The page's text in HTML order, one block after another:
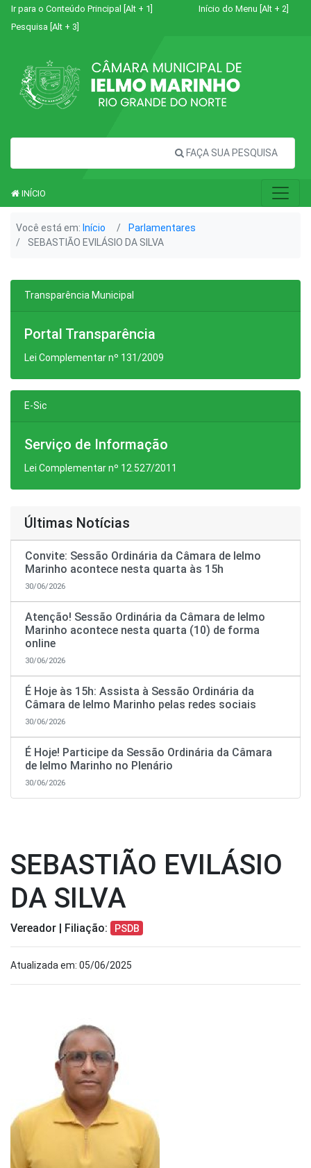
Ir para o Conteúdo Principal [Alt + 1]
Início do Menu [Alt + 2]
Pesquisa [Alt + 3]
FAÇA SUA PESQUISA
INÍCIO
Você está em: Início
Parlamentares
SEBASTIÃO EVILÁSIO DA SILVA
Transparência Municipal
Portal Transparência
Lei Complementar nº 131/2009
E-Sic
Serviço de Informação
Lei Complementar nº 12.527/2011
Últimas Notícias
Convite: Sessão Ordinária da Câmara de Ielmo
Marinho acontece nesta quarta às 15h
30/06/2026
Atenção! Sessão Ordinária da Câmara de Ielmo
Marinho acontece nesta quarta (10) de forma
online
30/06/2026
É Hoje às 15h: Assista à Sessão Ordinária da
Câmara de Ielmo Marinho pelas redes sociais
30/06/2026
É Hoje! Participe da Sessão Ordinária da Câmara
de Ielmo Marinho no Plenário
30/06/2026
SEBASTIÃO EVILÁSIO
DA SILVA
Vereador | Filiação: PSDB
Atualizada em: 05/06/2025